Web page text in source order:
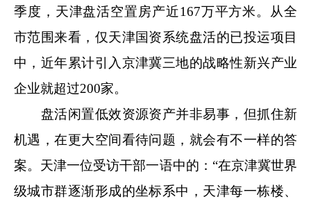
季度，天津盘活空置房产近167万平方米。从全
市范围来看，仅天津国资系统盘活的已投运项目
中，近年累计引入京津冀三地的战略性新兴产业
企业就超过200家。
盘活闲置低效资源资产并非易事，但抓住新
机遇，在更大空间看待问题，就会有不一样的答
案。天津一位受访干部一语中的：“在京津冀世界
级城市群逐渐形成的坐标系中，天津每一栋楼、